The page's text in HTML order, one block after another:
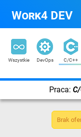
Work4 DEV
Wszystkie DevOps C/C++
Praca:
Brak